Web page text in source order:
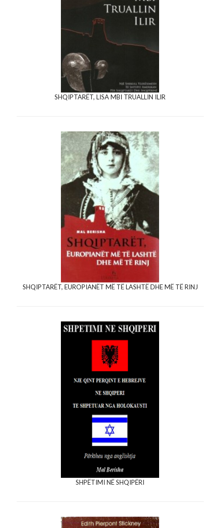
SHQIPTARËT, LISA MBI TRUALLIN ILIR
SHQIPTARËT, EUROPIANËT MË TË LASHTË DHE MË TË RINJ
SHPËTIMI NË SHQIPËRI